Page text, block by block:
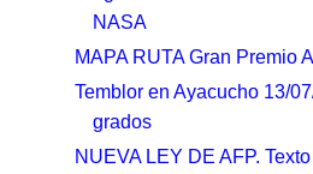
NASA
MAPA RUTA Gran Premio
Temblor en Ayacucho 13/
grados
NUEVA LEY DE AFP.